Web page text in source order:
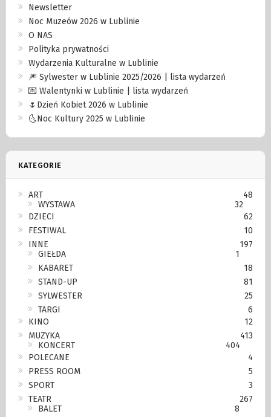
Newsletter
Noc Muzeów 2026 w Lublinie
O NAS
Polityka prywatności
Wydarzenia Kulturalne w Lublinie
🎆 Sylwester w Lublinie 2025/2026 | lista wydarzeń
💌 Walentynki w Lublinie | lista wydarzeń
🌷Dzień Kobiet 2026 w Lublinie
🌜Noc Kultury 2025 w Lublinie
KATEGORIE
ART
48
WYSTAWA
32
DZIECI
62
FESTIWAL
10
INNE
197
GIEŁDA
1
KABARET
18
STAND-UP
81
SYLWESTER
25
TARGI
6
KINO
12
MUZYKA
413
KONCERT
404
POLECANE
4
PRESS ROOM
5
SPORT
3
TEATR
267
BALET
8